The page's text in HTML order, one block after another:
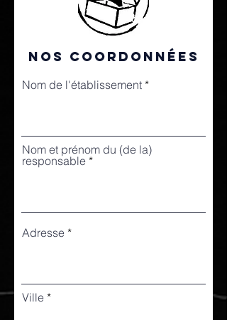
nos coordonnées
Nom de l'établissement
Nom et prénom du (de la)
responsable
Adresse
Ville